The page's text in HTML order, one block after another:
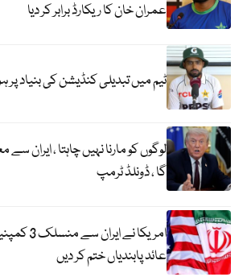
عمران خان کا ریکارڈ برابر کر دیا
ٹیم میں تبدیلی کنڈیشن کی بنیاد پر
لوگوں کو مارنا نہیں چاہتا ، ایران سے
گا ، ڈونلڈ ٹرمپ
عائد پابندیاں ختم کر دیں